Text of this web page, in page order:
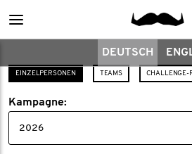
Main
DEUTSCH
EINZELPERSONEN TEAMS CHALLENGE-
Kampagne: